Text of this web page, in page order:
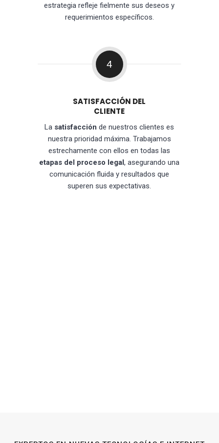
estrategia refleje fielmente sus deseos y
requerimientos específicos.
4
SATISFACCIÓN DEL
CLIENTE
La satisfacción de nuestros clientes es
nuestra prioridad máxima. Trabajamos
estrechamente con ellos en todas las
etapas del proceso legal, asegurando una
comunicación fluida y resultados que
superen sus expectativas.